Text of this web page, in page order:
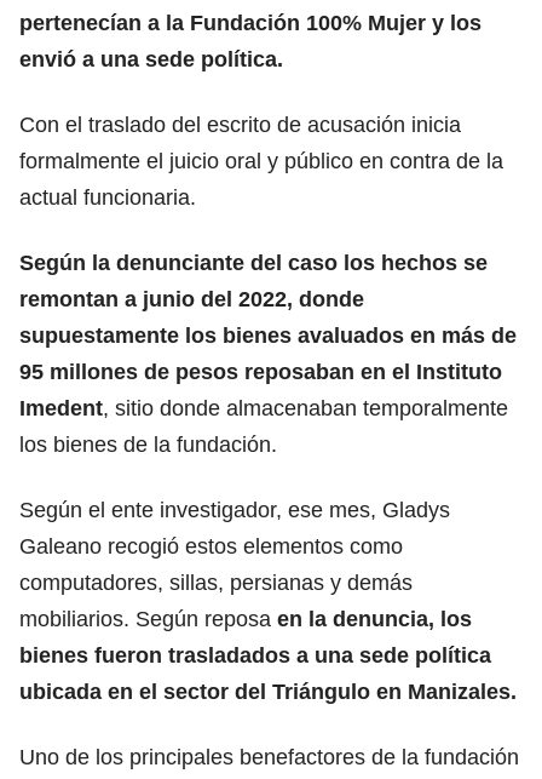
pertenecían a la Fundación 100% Mujer y los
envió a una sede política.
Con el traslado del escrito de acusación inicia
formalmente el juicio oral y público en contra de la
actual funcionaria.
Según la denunciante del caso los hechos se
remontan a junio del 2022, donde
supuestamente los bienes avaluados en más de
95 millones de pesos reposaban en el Instituto
Imedent, sitio donde almacenaban temporalmente
los bienes de la fundación.
Según el ente investigador, ese mes, Gladys
Galeano recogió estos elementos como
computadores, sillas, persianas y demás
mobiliarios. Según reposa en la denuncia, los
bienes fueron trasladados a una sede política
ubicada en el sector del Triángulo en Manizales.
Uno de los principales benefactores de la fundación